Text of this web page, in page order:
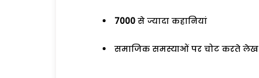
7000 से ज्यादा कहानियां
समाजिक समस्याओं पर चोट करते लेख